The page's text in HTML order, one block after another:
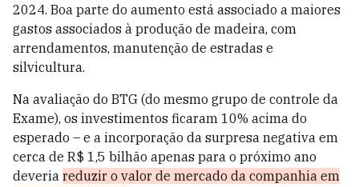
2024. Boa parte do aumento está associado a maiores
gastos associados à produção de madeira, com
arrendamentos, manutenção de estradas e
silvicultura.
Na avaliação do BTG (do mesmo grupo de controle da
Exame), os investimentos ficaram 10% acima do
esperado – e a incorporação da surpresa negativa em
cerca de R$ 1,5 bilhão apenas para o próximo ano
deveria reduzir o valor de mercado da companhia em